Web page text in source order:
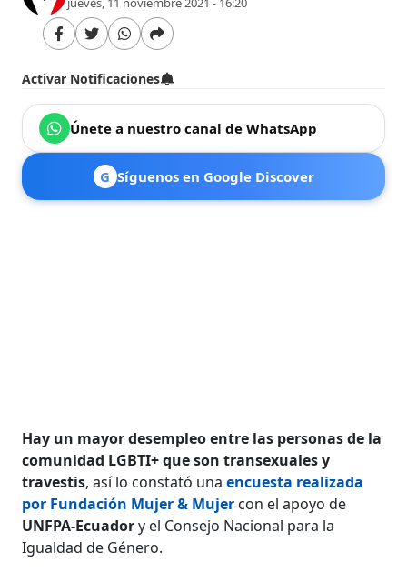
Activar Notificaciones
Únete a nuestro canal de WhatsApp
G Síguenos en Google Discover
Hay un mayor desempleo entre las personas de la
comunidad LGBTI+ que son transexuales y
travestis, así lo constató unaencuesta realizada
por Fundación Mujer & Mujer con el apoyo de
UNFPA-Ecuadory el Consejo Nacional para la
Igualdad de Género.